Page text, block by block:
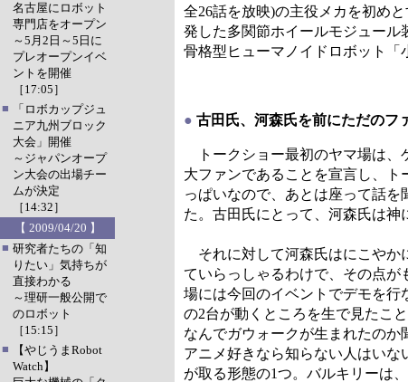
名古屋にロボット
専門店をオープン
～5月2日～5日に
プレオープンイベ
ントを開催
［17:05］
■
「ロボカップジュ
ニア九州ブロック
大会」開催
～ジャパンオープ
ン大会の出場チー
ムが決定
［14:32］
【 2009/04/20 】
■ 研究者たちの「知
りたい」気持ちが
直接わかる
～理研一般公開で
のロボット
［15:15］
■
【やじうまRobot
Watch】
全26話を放映)の主役メカを初め
発した多関節ホイールモジュール
骨格型ヒューマノイドロボット「
● 古田氏、河森氏を前にただのフ
トークショー最初のヤマ場は、
大ファンであることを宣言し、
っぱいなので、あとは座って話
た。古田氏にとって、河森氏は神
それに対して河森氏はにこやか
ていらっしゃるわけで、その点
場には今回のイベントでデモを行
の2台が動くところを生で見たこ
なんでガウォークが生まれたのか
アニメ好きなら知らない人はい
が取る形態の1つ。バルキリーは